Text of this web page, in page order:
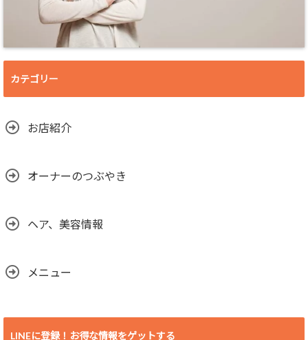
カテゴリー
お店紹介
オーナーのつぶやき
ヘア、美容情報
メニュー
LINEに登録！お得な情報をゲットする